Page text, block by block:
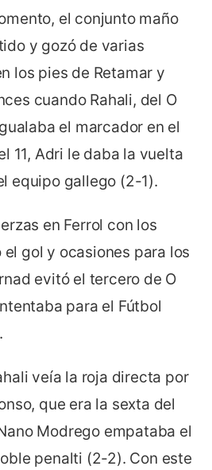
el conjunto maño
y gozó de varias
los pies de Retamar y
cuando Rahali, del O
el marcador en el
11, Adri le daba la vuelta
equipo gallego (2-1).
en Ferrol con los
gol y ocasiones para los
evitó el tercero de O
para el Fútbol
veía la roja directa por
que era la sexta del
Modrego empataba el
penalti (2-2). Con este